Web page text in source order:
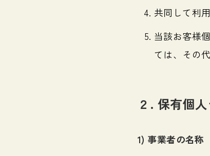
共同して利
当該お客様
ては、その
２. 保有個
1) 事業者の名称